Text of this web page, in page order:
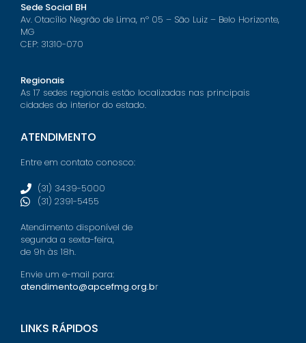
Sede Social BH
Av. Otacílio Negrão de Lima, nº 05 – São Luiz – Belo Horizonte,
MG
CEP: 31310-070
Regionais
As 17 sedes regionais estão localizadas nas principais
cidades do interior do estado.
ATENDIMENTO
Entre em contato conosco:
(31) 3439-5000
(31) 2391-5455
Atendimento disponível de
segunda a sexta-feira,
de 9h às 18h.
Envie um e-mail para:
atendimento@apcefmg.org.br
LINKS RÁPIDOS